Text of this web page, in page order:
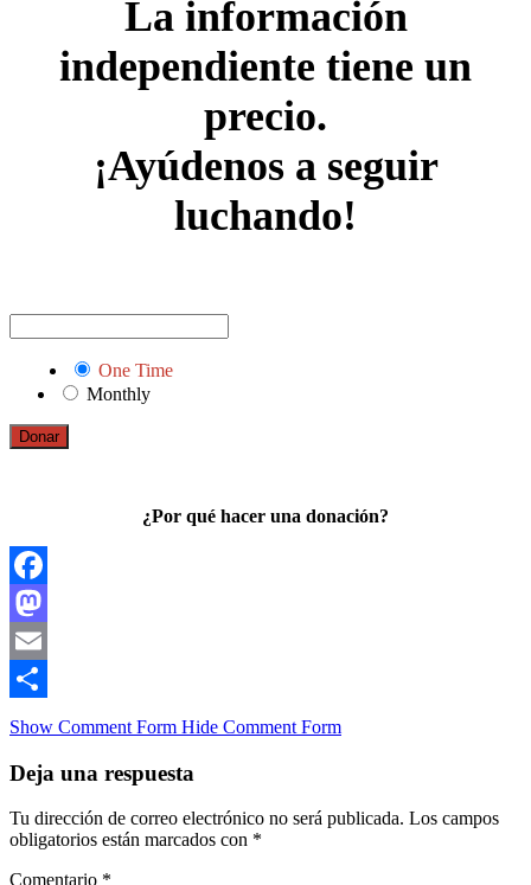
La información
independiente tiene un
precio.
¡Ayúdenos a seguir
luchando!
One Time
Monthly
Donar
¿Por qué hacer una donación?
Facebook
Mastodon
Email
Compartir
Show Comment Form Hide Comment Form
Deja una respuesta
Tu dirección de correo electrónico no será publicada. Los campos
obligatorios están marcados con *
Comentario *